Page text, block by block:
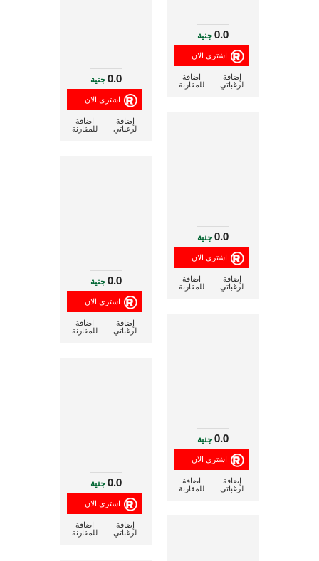
0.0جنية
إضافة
لرغباتي
اضافة
للمقارنة
0.0جنية
إضافة
لرغباتي
اضافة
للمقارنة
0.0جنية
إضافة
لرغباتي
اضافة
للمقارنة
0.0جنية
إضافة
لرغباتي
اضافة
للمقارنة
0.0جنية
إضافة
لرغباتي
اضافة
للمقارنة
0.0جنية
إضافة
لرغباتي
اضافة
للمقارنة